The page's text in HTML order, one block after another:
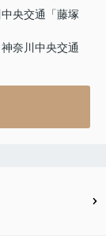
央交通「藤塚
奈川中央交通